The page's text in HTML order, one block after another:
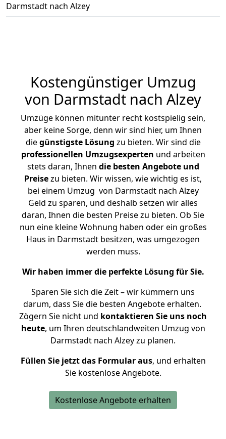
Darmstadt nach Alzey
Kostengünstiger Umzug
von Darmstadt nach Alzey
Umzüge können mitunter recht kostspielig sein,
aber keine Sorge, denn wir sind hier, um Ihnen
diegünstigste Lösung zu bieten. Wir sind die
professionellen Umzugsexperten und arbeiten
stets daran, Ihnen die besten Angebote und
Preisezu bieten. Wir wissen, wie wichtig es ist,
bei einem Umzug von Darmstadt nach Alzey
Geld zu sparen, und deshalb setzen wir alles
daran, Ihnen die besten Preise zu bieten. Ob Sie
nun eine kleine Wohnung haben oder ein großes
Haus in Darmstadt besitzen, was umgezogen
werden muss.
Wir haben immer die perfekte Lösung für Sie.
Sparen Sie sich die Zeit – wir kümmern uns
darum, dass Sie die besten Angebote erhalten.
Zögern Sie nicht und kontaktieren Sie uns noch
heute, um Ihren deutschlandweiten Umzug von
Darmstadt nach Alzey zu planen.
Füllen Sie jetzt das Formular aus, und erhalten
Sie kostenlose Angebote.
Kostenlose Angebote erhalten